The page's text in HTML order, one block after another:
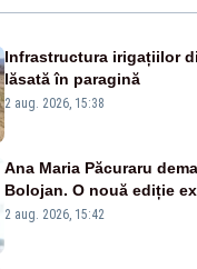
Infrastructura irigațiilor
lăsată în paragină
2 aug. 2026, 15:38
Ana Maria Păcuraru
Bolojan. O nouă ediție
emisiunii „Miza Zilei” la
2 aug. 2026, 15:42